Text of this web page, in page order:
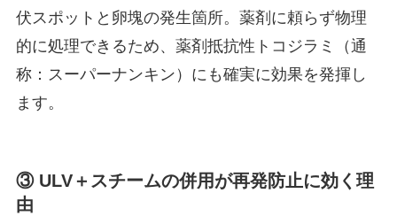
伏スポットと卵塊の発生箇所。薬剤に頼らず物理
的に処理できるため、薬剤抵抗性トコジラミ（通
称：スーパーナンキン）にも確実に効果を発揮し
ます。
③ ULV＋スチームの併用が再発防止に効く理
由